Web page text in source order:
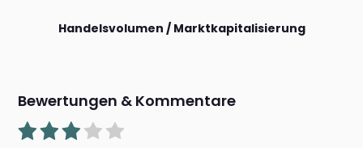
Handelsvolumen / Marktkapitalisierung
Bewertungen & Kommentare